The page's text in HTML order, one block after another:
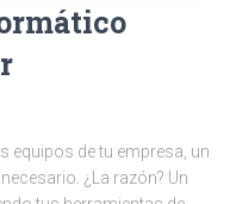
equipos de tu empresa, un
¿La razón? Un